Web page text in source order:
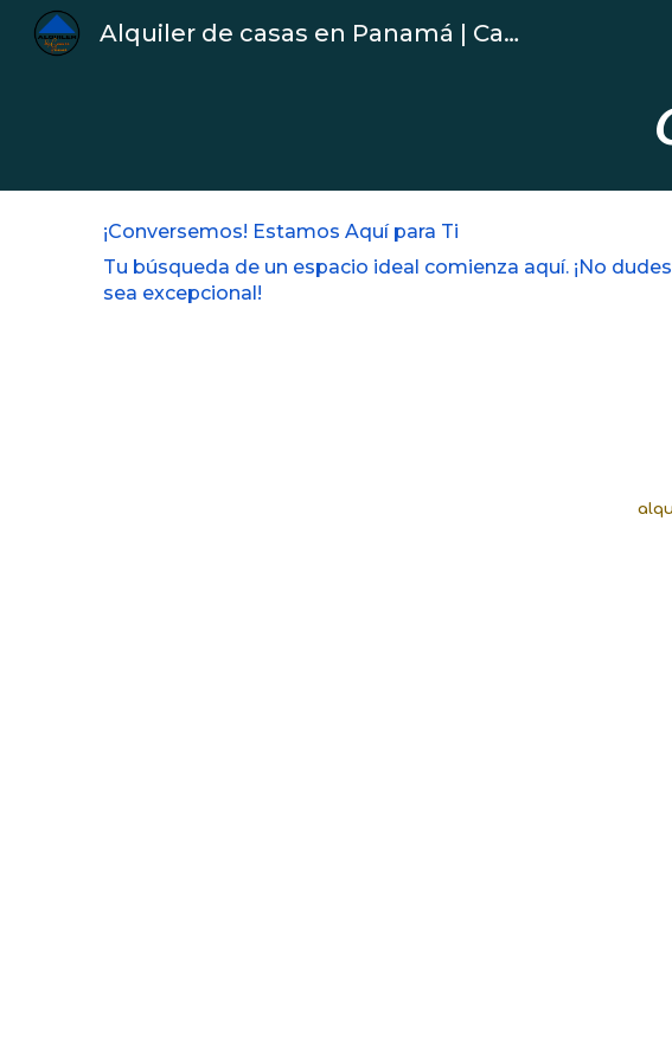
Skip to main content
Alquiler de casas en Panamá | Casas en Alquiler
¡Conversemos! Estamos Aquí para Ti
Tu búsqueda de un espacio ideal comienza aquí. ¡No
sea excepcional!